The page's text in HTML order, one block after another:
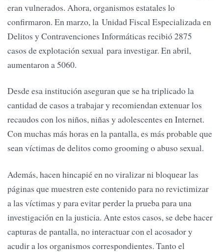
eran vulnerados. Ahora, organismos estatales lo
confirmaron. En marzo, la Unidad Fiscal Especializada en
Delitos y Contravenciones Informáticas recibió 2875
casos de explotación sexual para investigar. En abril,
aumentaron a 5060.
Desde esa institución aseguran que se ha triplicado la
cantidad de casos a trabajar y recomiendan extenuar los
recaudos con los niños, niñas y adolescentes en Internet.
Con muchas más horas en la pantalla, es más probable que
sean víctimas de delitos como grooming o abuso sexual.
Además, hacen hincapié en no viralizar ni bloquear las
páginas que muestren este contenido para no revictimizar
a las víctimas y para evitar perder la prueba para una
investigación en la justicia. Ante estos casos, se debe hacer
capturas de pantalla, no interactuar con el acosador y
acudir a los organismos correspondientes. Tanto el